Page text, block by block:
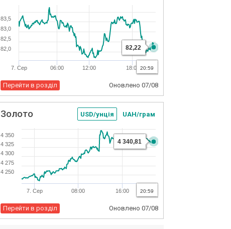
7. Сер 06:00 12:00 18:00
82,0
82,5
83,0
83,5
20:59
82,22
Перейти в розділ Оновлено 07/08
Золото USD/унція UAH/грам
7. Сер 08:00 16:00
4 250
4 275
4 300
4 325
4 350
20:59
4 340,81
Перейти в розділ Оновлено 07/08